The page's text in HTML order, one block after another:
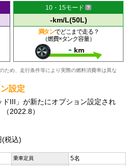
10・15モード
-km/L(50L)
満タンでどこまで走る？
（燃費×タンク容量）
- km
ため、走行条件等により実際の燃料消費率は異な
設定
III」が新たにオプション設定され
2022.8）
(税込)
乗車定員 5名